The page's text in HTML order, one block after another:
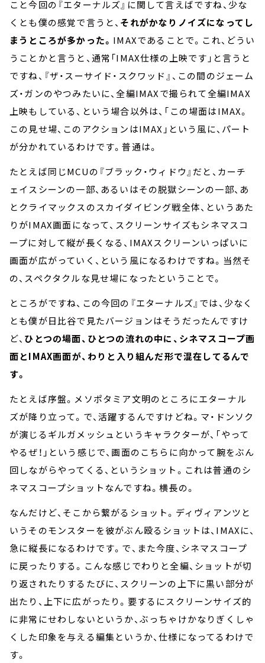
こと今回の『エターナルズ』に関して言えばですね、少な
くとも僕の感覚で言うと、 それがかなりノイズになってし
まうところが多かった。 IMAXであることで。これ、どうい
うことかと言うと、通常「IMAX仕様の上映です」と言うと
ですね、『ザ・スーサイド・スクワッド』、この間のジェーム
ズ・ガンのやつみたいに、全編IMAXで撮られて全編IMAX
上映もしている、という場合以外は、「この場面はIMAX。
この見せ場、このアクションはIMAX」という風に、パート
が分かれているわけです。普通は。
たとえば同じMCUの『ブラック・ウィドウ』だと、カーチ
ェイスシーンの一部、あるいはその脱獄シーンの一部、あ
とクライマックスのスカイダイビング戦全体、というあた
りがIMAX画面になって、スクリーンサイズもシネマスコ
ープに対して縦が長くなる、IMAXスクリーンいっぱいに
画面が広がっていく、という風になるわけですね。当然そ
の、スペクタクルな見せ場になったということで。
ところがですね、この今回の『エターナルズ』では、少なく
とも僕が日比谷で見たバージョンはそうだったんですけ
ど、 ひとつの場面、ひとつの流れの中に、シネマスコープ画
面とIMAX画面が、わりと入り組んだ形で混在してるんで
す。
たとえば序盤。メソポタミア文明のところにエターナル
ズが降り立って。で、活躍するんですけどね。マ・ドンソク
が演じるギルガメッシュというキャラクターが、「やって
やるぜ！」という感じで、画面のこちらに向かって腕をぶん
回しながらやってくる、というショット。これは普通のシ
ネマスコープショットなんですね。横長の。
なんだけど、そこから繋がるショット。ディヴィアンツと
いうそのモンスターを彼がぶん殴るショットは、IMAXに、
急に縦長になるわけです。で、また今度、シネマスコープ
に戻ったりする。こんな感じでわりと全編、ショットが切
り返されたりするたびに、スクリーンの上下に黒い部分が
出たり、上下に広がったり。要するにスクリーンサイズ的
に非常にせわしないというか、ぶっちゃけかなりぎくしゃ
くした印象を与える編集というか、仕様になってるわけで
す。